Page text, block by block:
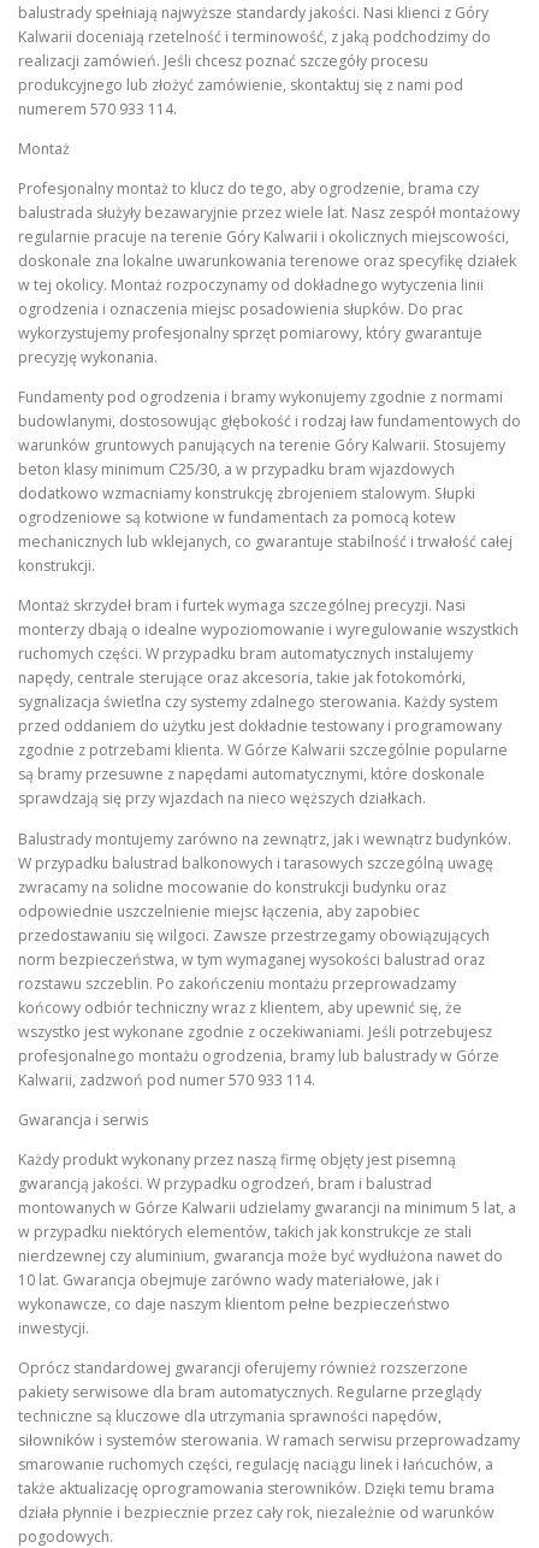
balustrady spełniają najwyższe standardy jakości. Nasi klienci z Góry
Kalwarii doceniają rzetelność i terminowość, z jaką podchodzimy do
realizacji zamówień. Jeśli chcesz poznać szczegóły procesu
produkcyjnego lub złożyć zamówienie, skontaktuj się z nami pod
numerem 570 933 114.
Montaż
Profesjonalny montaż to klucz do tego, aby ogrodzenie, brama czy
balustrada służyły bezawaryjnie przez wiele lat. Nasz zespół montażowy
regularnie pracuje na terenie Góry Kalwarii i okolicznych miejscowości,
doskonale zna lokalne uwarunkowania terenowe oraz specyfikę działek
w tej okolicy. Montaż rozpoczynamy od dokładnego wytyczenia linii
ogrodzenia i oznaczenia miejsc posadowienia słupków. Do prac
wykorzystujemy profesjonalny sprzęt pomiarowy, który gwarantuje
precyzję wykonania.
Fundamenty pod ogrodzenia i bramy wykonujemy zgodnie z normami
budowlanymi, dostosowując głębokość i rodzaj ław fundamentowych do
warunków gruntowych panujących na terenie Góry Kalwarii. Stosujemy
beton klasy minimum C25/30, a w przypadku bram wjazdowych
dodatkowo wzmacniamy konstrukcję zbrojeniem stalowym. Słupki
ogrodzeniowe są kotwione w fundamentach za pomocą kotew
mechanicznych lub wklejanych, co gwarantuje stabilność i trwałość całej
konstrukcji.
Montaż skrzydeł bram i furtek wymaga szczególnej precyzji. Nasi
monterzy dbają o idealne wypoziomowanie i wyregulowanie wszystkich
ruchomych części. W przypadku bram automatycznych instalujemy
napędy, centrale sterujące oraz akcesoria, takie jak fotokomórki,
sygnalizacja świetlna czy systemy zdalnego sterowania. Każdy system
przed oddaniem do użytku jest dokładnie testowany i programowany
zgodnie z potrzebami klienta. W Górze Kalwarii szczególnie popularne
są bramy przesuwne z napędami automatycznymi, które doskonale
sprawdzają się przy wjazdach na nieco węższych działkach.
Balustrady montujemy zarówno na zewnątrz, jak i wewnątrz budynków.
W przypadku balustrad balkonowych i tarasowych szczególną uwagę
zwracamy na solidne mocowanie do konstrukcji budynku oraz
odpowiednie uszczelnienie miejsc łączenia, aby zapobiec
przedostawaniu się wilgoci. Zawsze przestrzegamy obowiązujących
norm bezpieczeństwa, w tym wymaganej wysokości balustrad oraz
rozstawu szczeblin. Po zakończeniu montażu przeprowadzamy
końcowy odbiór techniczny wraz z klientem, aby upewnić się, że
wszystko jest wykonane zgodnie z oczekiwaniami. Jeśli potrzebujesz
profesjonalnego montażu ogrodzenia, bramy lub balustrady w Górze
Kalwarii, zadzwoń pod numer 570 933 114.
Gwarancja i serwis
Każdy produkt wykonany przez naszą firmę objęty jest pisemną
gwarancją jakości. W przypadku ogrodzeń, bram i balustrad
montowanych w Górze Kalwarii udzielamy gwarancji na minimum 5 lat, a
w przypadku niektórych elementów, takich jak konstrukcje ze stali
nierdzewnej czy aluminium, gwarancja może być wydłużona nawet do
10 lat. Gwarancja obejmuje zarówno wady materiałowe, jak i
wykonawcze, co daje naszym klientom pełne bezpieczeństwo
inwestycji.
Oprócz standardowej gwarancji oferujemy również rozszerzone
pakiety serwisowe dla bram automatycznych. Regularne przeglądy
techniczne są kluczowe dla utrzymania sprawności napędów,
siłowników i systemów sterowania. W ramach serwisu przeprowadzamy
smarowanie ruchomych części, regulację naciągu linek i łańcuchów, a
także aktualizację oprogramowania sterowników. Dzięki temu brama
działa płynnie i bezpiecznie przez cały rok, niezależnie od warunków
pogodowych.